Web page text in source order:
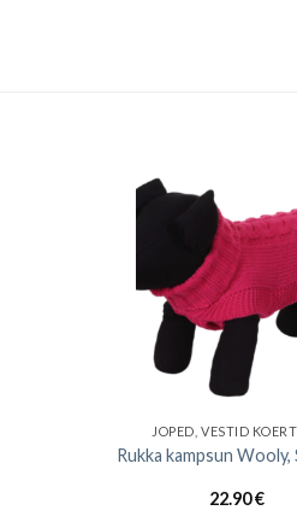
JOPED, VESTID
Rukka kampsun Wooly,
22.90€